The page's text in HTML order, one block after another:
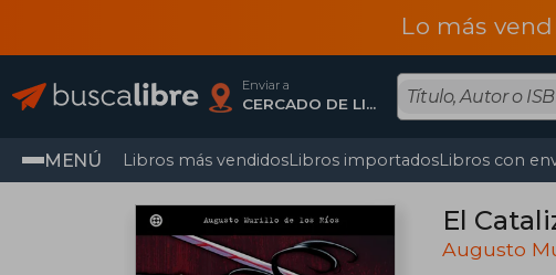
Lo más
Enviar a
CERCADO DE LIMA, Lima
MENÚ Libros más vendidosLibros importadosLibros con
El
Augusto